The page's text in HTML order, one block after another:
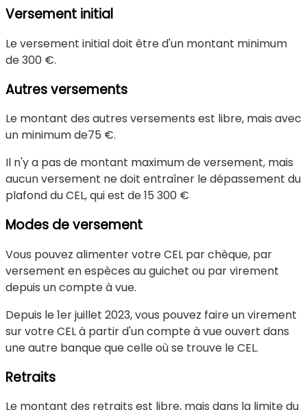
Versement initial
Le versement initial doit être d'un montant minimum
de300 €.
Autres versements
Le montant des autres versements est libre, mais avec
un minimum de75 €.
Il n'y a pas de montant maximum de versement, mais
aucun versement ne doit entraîner le dépassement du
plafond du CEL, qui est de15 300 €
Modes de versement
Vous pouvez alimenter votre CEL par chèque, par
versement en espèces au guichet ou par virement
depuis un compte à vue.
Depuis le 1er juillet 2023, vous pouvez faire un virement
sur votre CEL à partir d'un compte à vue ouvert dans
une autre banque que celle où se trouve le CEL.
Retraits
Le montant des retraits est libre, mais dans la limite du